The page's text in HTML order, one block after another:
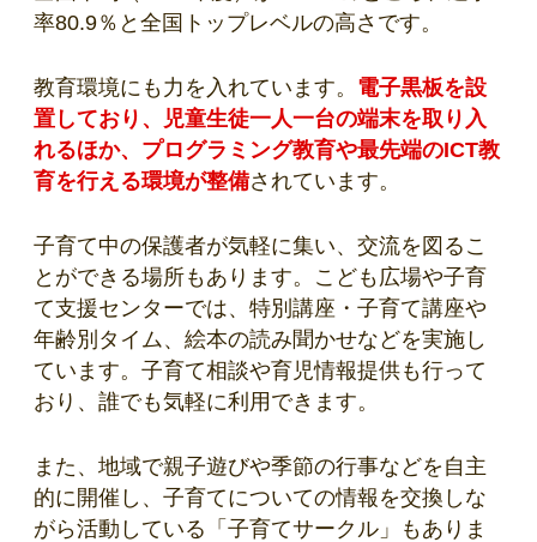
率80.9％と全国トップレベルの高さです。
教育環境にも力を入れています。 電子黒板を設
置しており、児童生徒一人一台の端末を取り入
れるほか、プログラミング教育や最先端のICT教
育を行える環境が整備されています。
子育て中の保護者が気軽に集い、交流を図るこ
とができる場所もあります。こども広場や子育
て支援センターでは、特別講座・子育て講座や
年齢別タイム、絵本の読み聞かせなどを実施し
ています。子育て相談や育児情報提供も行って
おり、誰でも気軽に利用できます。
また、地域で親子遊びや季節の行事などを自主
的に開催し、子育てについての情報を交換しな
がら活動している「子育てサークル」もありま